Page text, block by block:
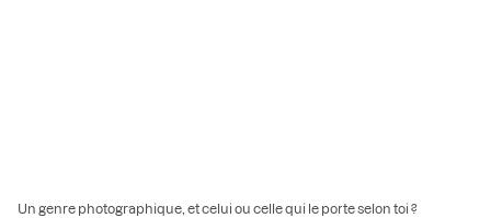
Un genre photographique, et celui ou celle qui le porte selon toi ?